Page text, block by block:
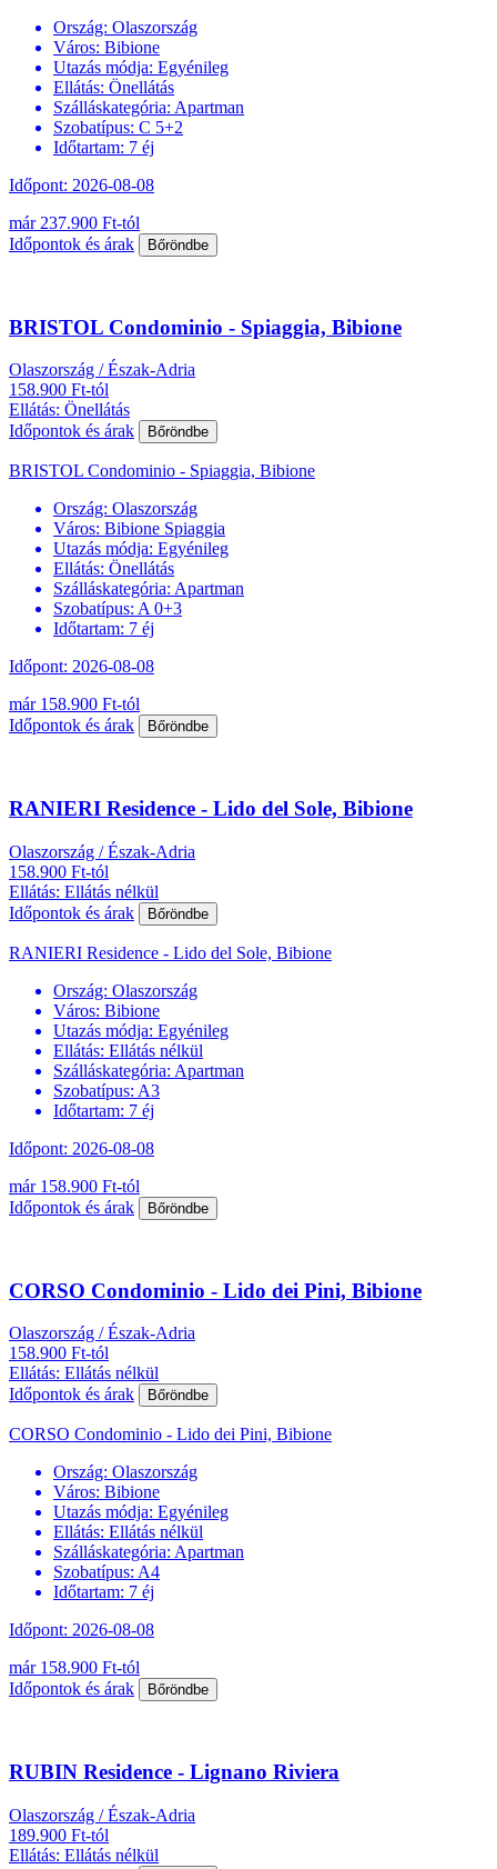
Ország: Olaszország
Város: Bibione
Utazás módja: Egyénileg
Ellátás: Önellátás
Szálláskategória: Apartman
Szobatípus: C 5+2
Időtartam: 7 éj
Időpont: 2026-08-08
már 237.900 Ft-tól
Időpontok és árak
Bőröndbe
BRISTOL Condominio - Spiaggia, Bibione
Olaszország / Észak-Adria
158.900 Ft-tól
Ellátás: Önellátás
Időpontok és árak
Bőröndbe
BRISTOL Condominio - Spiaggia, Bibione
Ország: Olaszország
Város: Bibione Spiaggia
Utazás módja: Egyénileg
Ellátás: Önellátás
Szálláskategória: Apartman
Szobatípus: A 0+3
Időtartam: 7 éj
Időpont: 2026-08-08
már 158.900 Ft-tól
Időpontok és árak
Bőröndbe
RANIERI Residence - Lido del Sole, Bibione
Olaszország / Észak-Adria
158.900 Ft-tól
Ellátás: Ellátás nélkül
Időpontok és árak
Bőröndbe
RANIERI Residence - Lido del Sole, Bibione
Ország: Olaszország
Város: Bibione
Utazás módja: Egyénileg
Ellátás: Ellátás nélkül
Szálláskategória: Apartman
Szobatípus: A3
Időtartam: 7 éj
Időpont: 2026-08-08
már 158.900 Ft-tól
Időpontok és árak
Bőröndbe
CORSO Condominio - Lido dei Pini, Bibione
Olaszország / Észak-Adria
158.900 Ft-tól
Ellátás: Ellátás nélkül
Időpontok és árak
Bőröndbe
CORSO Condominio - Lido dei Pini, Bibione
Ország: Olaszország
Város: Bibione
Utazás módja: Egyénileg
Ellátás: Ellátás nélkül
Szálláskategória: Apartman
Szobatípus: A4
Időtartam: 7 éj
Időpont: 2026-08-08
már 158.900 Ft-tól
Időpontok és árak
Bőröndbe
RUBIN Residence - Lignano Riviera
Olaszország / Észak-Adria
189.900 Ft-tól
Ellátás: Ellátás nélkül